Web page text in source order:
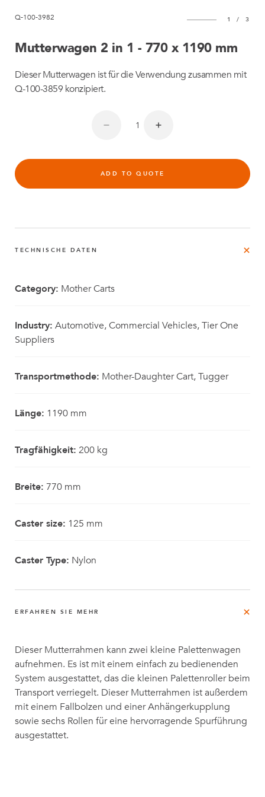
Q-100-3982 1 / 3
Mutterwagen 2 in 1 - 770 x 1190 mm
Dieser Mutterwagen ist für die Verwendung zusammen mit
Q-100-3859 konzipiert.
ADD TO QUOTE
TECHNISCHE DATEN
Category: Mother Carts
Industry: Automotive, Commercial Vehicles, Tier One
Suppliers
Transportmethode: Mother-Daughter Cart, Tugger
Länge: 1190 mm
Tragfähigkeit: 200 kg
Breite: 770 mm
Caster size: 125 mm
Caster Type: Nylon
ERFAHREN SIE MEHR
Dieser Mutterrahmen kann zwei kleine Palettenwagen
aufnehmen. Es ist mit einem einfach zu bedienenden
System ausgestattet, das die kleinen Palettenroller beim
Transport verriegelt. Dieser Mutterrahmen ist außerdem
mit einem Fallbolzen und einer Anhängerkupplung
sowie sechs Rollen für eine hervorragende Spurführung
ausgestattet.